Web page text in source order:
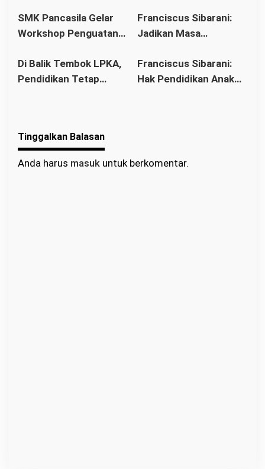
Bawat Keuskupan
Agung Pontianak,
Berdiri
Wujudkan Politik
Bonum Commune di
Pahonk LANDAK
SMK Pancasila Gelar
Workshop Penguatan
Standar Nasional
Pendidikan
Franciscus Sibarani:
Jadikan Masa
Titik Balik Menata
Masa Depan
Di Balik Tembok LPKA,
Pendidikan Tetap
dan C
Franciscus Sibarani:
Hak Pendidikan Anak
Tinggalkan Balasan
Anda harus masuk untuk berkomentar.